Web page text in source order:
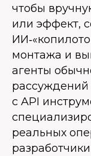
чтобы
или эффект,
монтажа и
агенты
рассуждений
с API
реальных